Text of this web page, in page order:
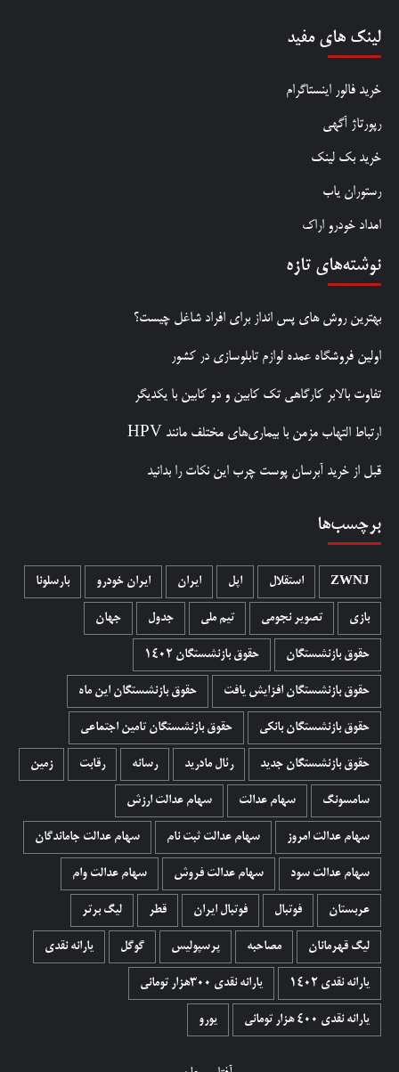
لینک های مفید
خرید فالور اینستاگرام
رپورتاژ آگهی
خرید بک لینک
رستوران یاب
امداد خودرو اراک
نوشته‌های تازه
بهترین روش‌ های پس‌ انداز برای افراد شاغل چیست؟
اولین فروشگاه عمده لوازم تابلوسازی در کشور
تفاوت بالابر کارگاهی تک کابین و دو کابین با یکدیگر
ارتباط التهاب مزمن با بیماری‌های مختلف مانند HPV
قبل از خرید آبرسان پوست چرب این نکات را بدانید
برچسب‌ها
ZWNJ استقلال اپل ایران ایران خودرو بارسلونا
بازی تصویر نجومی تیم ملی جدول جهان
حقوق بازنشستگان حقوق بازنشستگان 1402
حقوق بازنشستگان افزایش یافت حقوق بازنشستگان این ماه
حقوق بازنشستگان بانکی حقوق بازنشستگان تامین اجتماعی
حقوق بازنشستگان جدید رئال مادرید رسانه رقابت زمین
سامسونگ سهام عدالت سهام عدالت ارزش
سهام عدالت امروز سهام عدالت ثبت نام سهام عدالت جاماندگان
سهام عدالت سود سهام عدالت فروش سهام عدالت وام
عربستان فوتبال فوتبال ایران قطر لیگ برتر
لیگ قهرمانان مصاحبه پرسپولیس گوگل یارانه نقدی
یارانه نقدی 1402 یارانه نقدی ۳۰۰هزار تومانی
یارانه نقدی ۴۰۰ هزار تومانی یورو